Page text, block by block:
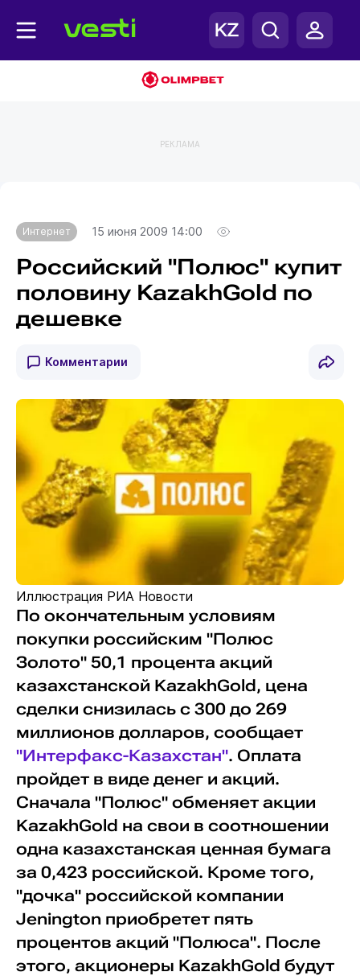
РЕКЛАМА
Интернет 15 июня 2009 14:00
Российский "Полюс" купит
половину KazakhGold по
дешевке
Комментарии
Иллюстрация РИА Новости
По окончательным условиям
покупки российским "Полюс
Золото" 50,1 процента акций
казахстанской KazakhGold, цена
сделки снизилась с 300 до 269
миллионов долларов, сообщает
"Интерфакс-Казахстан". Оплата
пройдет в виде денег и акций.
Сначала "Полюс" обменяет акции
KazakhGold на свои в соотношении
одна казахстанская ценная бумага
за 0,423 российской. Кроме того,
"дочка" российской компании
Jenington приобретет пять
процентов акций "Полюса". После
этого, акционеры KazakhGold будут